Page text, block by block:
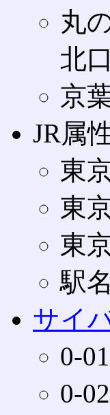
丸
北口
京
JR属
東
東
東
駅
サイ
0-
0-